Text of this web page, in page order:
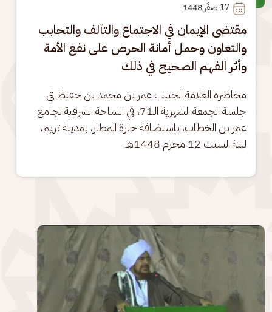
17 صفَر 1448
مقتضى الإيمان في الاجتماع والتآلف والتحابب
والتعاون وحمل أمانة الحرص على نفع الأمة
وأثر الفهم الصحيح في ذلك
محاضرة العلامة الحبيب عمر بن محمد بن حفيظ في
جلسة الجمعة الشهرية الـ71، في الساحة الشرقية لجامع
عمر بن الخطاب، باستضافة حارة المطار، بمدينة تريم،
ليلة السبت 12 محرم 1448هـ
الصورة